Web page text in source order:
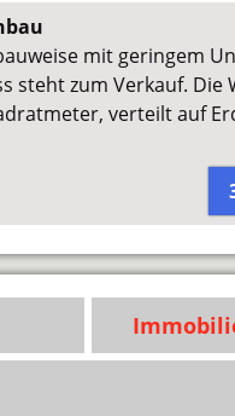
mit geringem
steht zum Verkauf. Die
verteilt auf